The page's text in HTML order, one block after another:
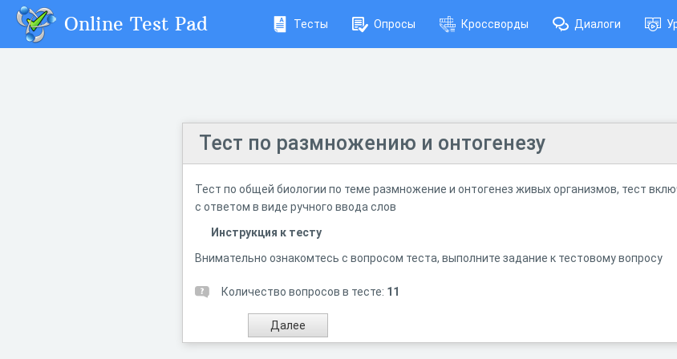
Online Test Pad Тесты Опросы Кроссворды Диалоги
Тест по размножению и онтогенезу
Тест по общей биологии по теме размножение и онтогенез живых организмов, тест
с ответом в виде ручного ввода слов
Инструкция к тесту
Внимательно ознакомтесь с вопросом теста, выполните задание к тестовому вопросу
Количество вопросов в тесте: 11